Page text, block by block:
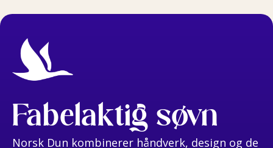
Fabelaktig søvn
Norsk Dun kombinerer håndverk, design og de